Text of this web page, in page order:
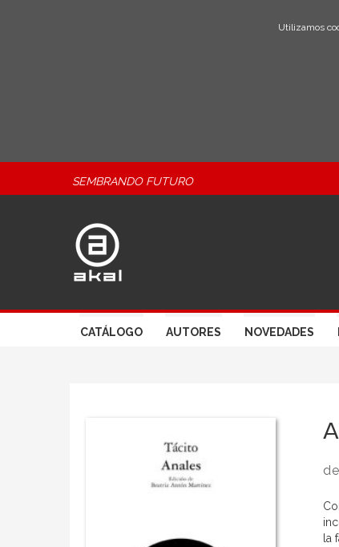
Utilizamos
SEMBRANDO FUTURO
CATÁLOGO AUTORES NOVEDADES
de
la